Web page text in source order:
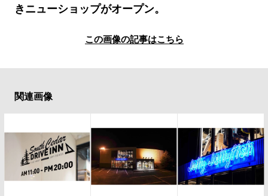
#SPORTS #HANDSOME HANDBOOK
きニューショップがオープン。
この画像の記事はこちら
関連画像